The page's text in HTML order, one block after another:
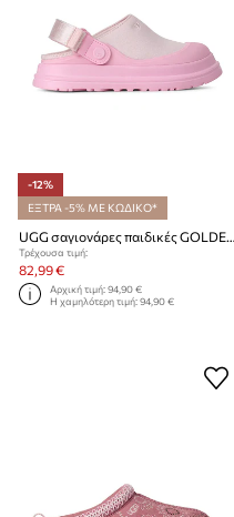
-12%
ΕΞΤΡΑ -5% ΜΕ ΚΩΔΙΚΟ*
Τρέχουσα τιμή:
82,99 €
Αρχική τιμή:94,90 €
Η χαμηλότερη τιμή:94,90 €